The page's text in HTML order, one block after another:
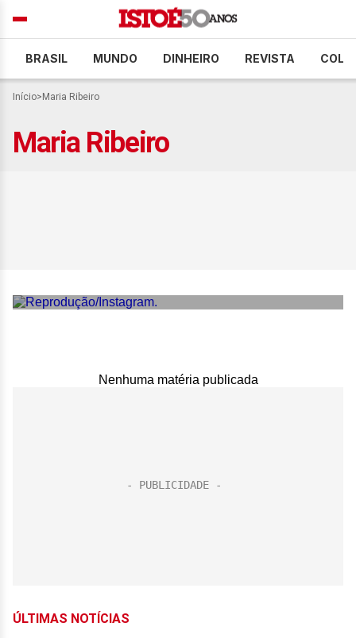
BRASIL MUNDO DINHEIRO REVISTA
Início> Maria Ribeiro
Maria Ribeiro
Nenhuma matéria publicada